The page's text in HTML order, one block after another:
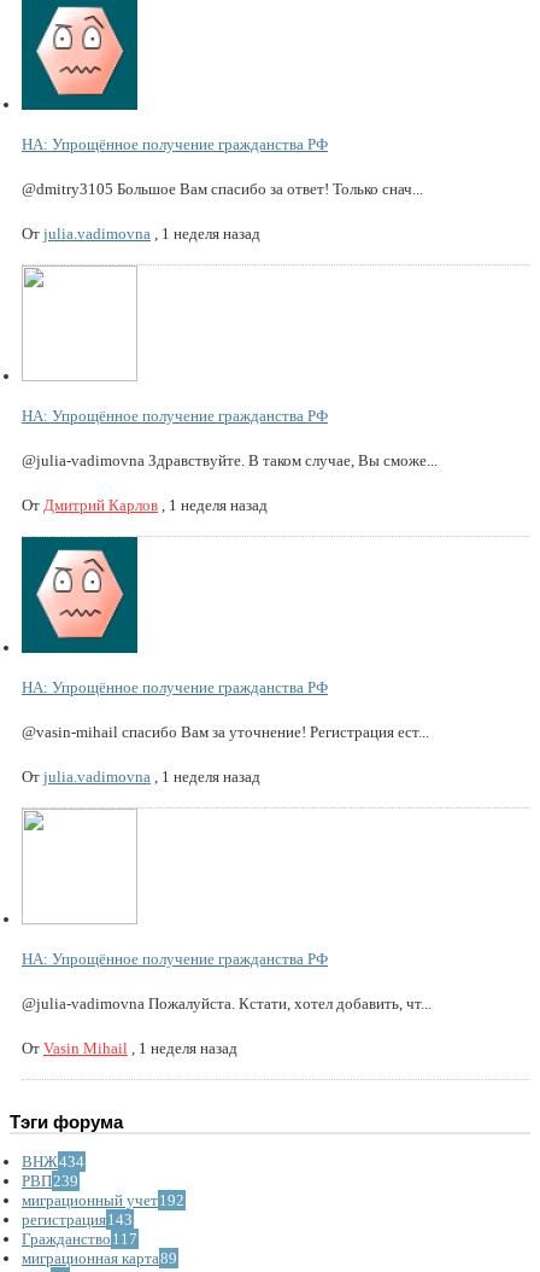
НА: Упрощённое получение гражданства РФ
@dmitry3105 Большое Вам спасибо за ответ! Только снач...
От julia.vadimovna , 1 неделя назад
НА: Упрощённое получение гражданства РФ
@julia-vadimovna Здравствуйте. В таком случае, Вы сможе...
От Дмитрий Карлов , 1 неделя назад
НА: Упрощённое получение гражданства РФ
@vasin-mihail спасибо Вам за уточнение! Регистрация ест...
От julia.vadimovna , 1 неделя назад
НА: Упрощённое получение гражданства РФ
@julia-vadimovna Пожалуйста. Кстати, хотел добавить, чт...
От Vasin Mihail , 1 неделя назад
Тэги форума
ВНЖ434
РВП239
миграционный учет192
регистрация143
Гражданство 117
миграционная карта89